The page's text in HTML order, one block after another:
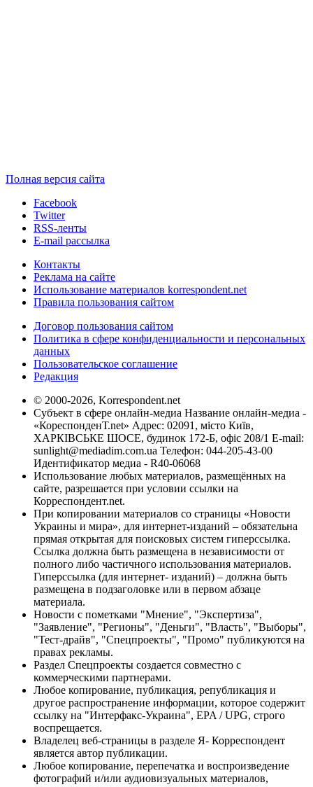
Полная версия сайта
Facebook
Twitter
RSS-ленты
E-mail рассылка
Контакты
Реклама на сайте
Использование материалов korrespondent.net
Правила пользования сайтом
Договор пользования сайтом
Политика в сфере конфиденциальности и персональных
данных
Пользовательское соглашение
Редакция
© 2000-2026, Korrespondent.net
Субъект в сфере онлайн-медиа Название онлайн-медиа -
«КореспонденТ.net» Адрес: 02091, місто Київ,
ХАРКІВСЬКЕ ШОСЕ, будинок 172-Б, офіс 208/1 E-mail:
sunlight@mediadim.com.ua Телефон: 044-205-43-00
Идентификатор медиа - R40-06068
Использование любых материалов, размещённых на
сайте, разрешается при условии ссылки на
Корреспондент.net.
При копировании материалов со страницы «Новости
Украины и мира», для интернет-изданий – обязательна
прямая открытая для поисковых систем гиперссылка.
Ссылка должна быть размещена в независимости от
полного либо частичного использования материалов.
Гиперссылка (для интернет- изданий) – должна быть
размещена в подзаголовке или в первом абзаце
материала.
Новости с пометками "Мнение", "Экспертиза",
"Заявление", "Регионы", "Деньги", "Власть", "Выборы",
"Тест-драйв", "Спецпроекты", "Промо" публикуются на
правах рекламы.
Раздел Спецпроекты создается совместно с
коммерческими партнерами.
Любое копирование, публикация, републикация и
другое распространение информации, которое содержит
ссылку на "Интерфакс-Украина", EPA / UPG, строго
воспрещается.
Владелец веб-страницы в разделе Я- Корреспондент
является автор публикации.
Любое копирование, перепечатка и воспроизведение
фотографий и/или аудиовизуальных материалов,